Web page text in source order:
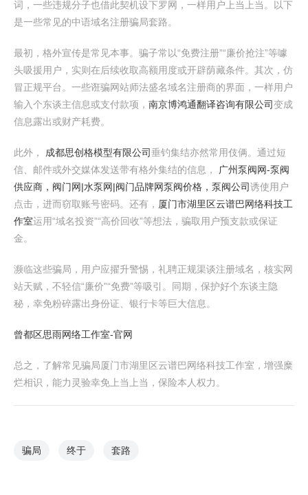
词，一些违规分子也借此契机设下罗网，一样用户上当上当。以下
是一些常见的中语域名注册骗局套路。
最初，格外宣传是常见本事。骗子常以“免费注册”“廉价抢注”等噱
头吸援用户，实则在后续收取高额用度或开辟荫藏条件。其次，仿
冒正规平台。一些诳骗网站师法盛名域名注册商的界面，一样用户
输入个东谈主信息或支付款项， 南京博鸿通翻译咨询有限公司变成
信息露出或财产耗费。
此外， 成都思创格模型有限公司垂钓集结亦然常用伎俩。通过短
信、邮件或外交媒体发送带有格外集结的信息，
广州泵阀网-泵阀
供应商，阀门网|水泵网|阀门品牌网泵阀价格，泵阀公司诱使用户
点击，进而窃取账号密码。还有， 厦门市湖里区云谱巴网络科技工
作室运用“域名投资”“高价回收”等想法，骗取用户预支款或保证
金。
濒临这些骗局，用户应擢升警惕，礼聘正规渠谈注册域名，核实网
站天赋，不轻信“廉价”“免费”等吸引。同期，保护好个东谈主隐
秘，幸免粉碎露出身份证、银行卡等巨大信息。
曾都区思雨网络工作室-官网
总之，了解常见骗局厦门市湖里区云谱巴网络科技工作室，增强糜
烂相识，能力灵验幸免上当上当，保险本人权力。
骗局 终于 套路